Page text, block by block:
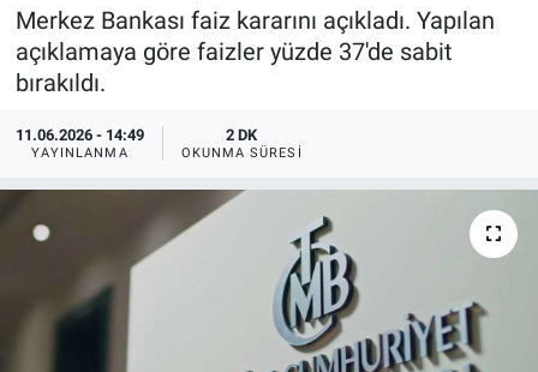
Merkez Bankası faiz kararını açıkladı. Yapılan
açıklamaya göre faizler yüzde 37'de sabit
bırakıldı.
11.06.2026 - 14:49
YAYINLANMA
2 DK
OKUNMA SÜRESI